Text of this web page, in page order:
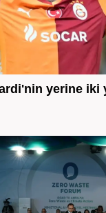
yerine iki